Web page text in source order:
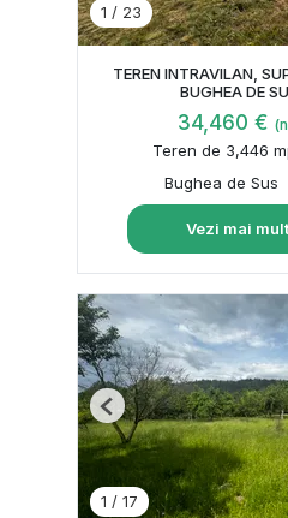
1 / 23
TEREN INTRAVILAN,
BUGHEA DE
34,460 €
Teren de 3,446
Bughea de Sus
Vezi mai
1 / 17
Previous